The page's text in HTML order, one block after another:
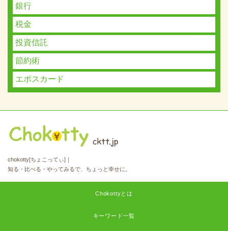
銀行
税金
投資信託
節約術
エポスカード
chokotty[ちょこってぃ]｜
知る・比べる・やってみるで、ちょっと幸せに。
Chokottyとは
キーワード一覧